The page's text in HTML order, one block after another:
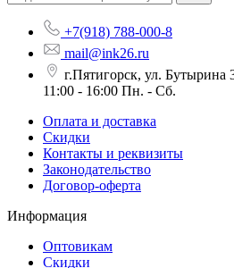
+7(918) 788-000-8
mail@ink26.ru
г.Пятигорск, ул. Бутырина
11:00 - 16:00 Пн. - Сб.
Оплата и доставка
Скидки
Контакты и реквизиты
Законодательство
Договор-оферта
Информация
Оптовикам
Скидки